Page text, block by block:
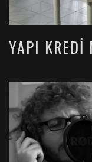
YAPI